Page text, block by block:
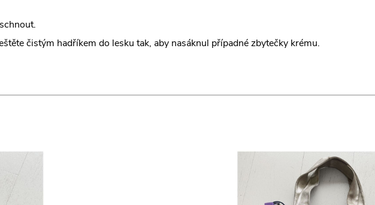
čistým hadříkem do lesku tak, aby nasáknul případné zbytečky krému.